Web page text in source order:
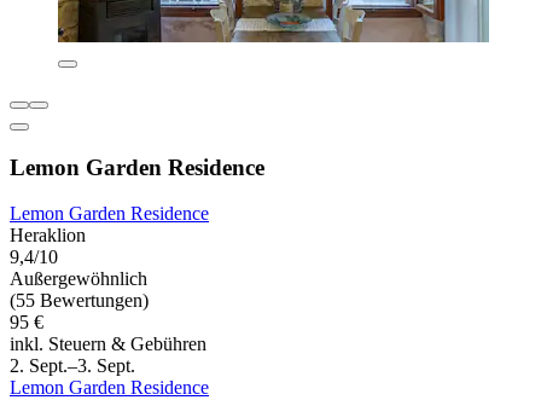
Lemon Garden Residence
Lemon Garden Residence
Heraklion
9,4/10
Außergewöhnlich
(55 Bewertungen)
95 €
inkl. Steuern & Gebühren
2. Sept.–3. Sept.
Lemon Garden Residence